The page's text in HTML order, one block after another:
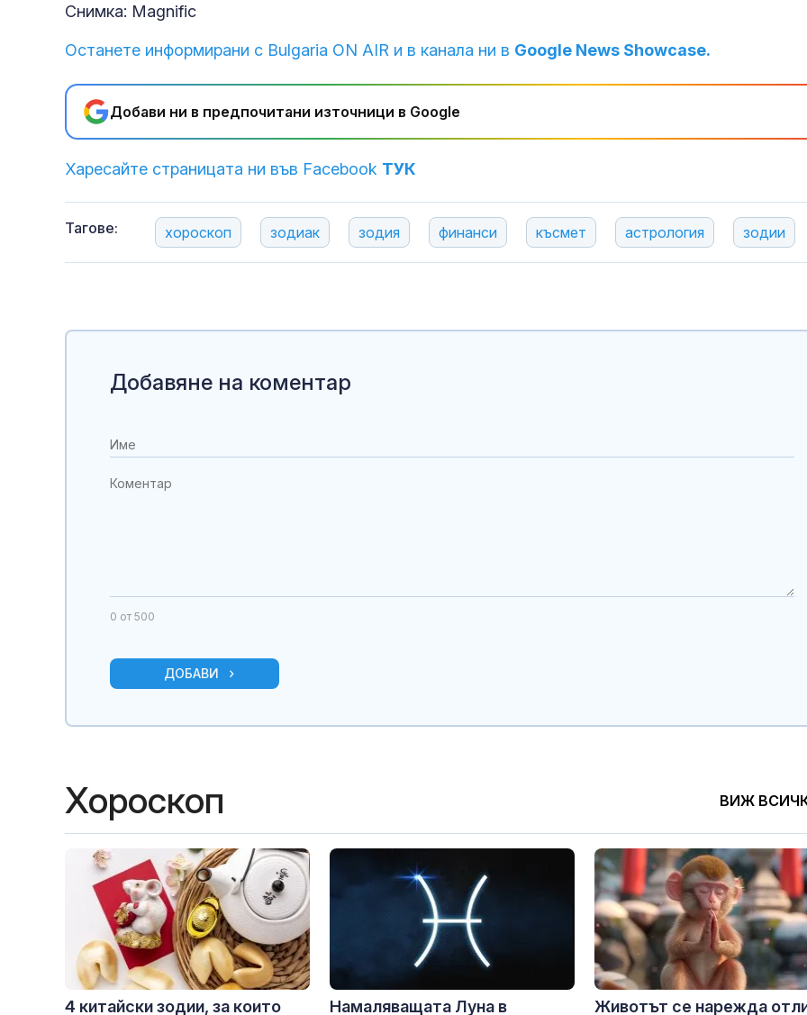
Снимка: Magnific
Останете информирани с Bulgaria ON AIR и в канала ни в Google News Showcase.
Добави ни в предпочитани източници в Google
Харесайте страницата ни във Facebook ТУК
Тагове: хороскоп зодиак зодия финанси късмет астрология зодии
Добавяне на коментар
0 от 500
ДОБАВИ
Хороскоп ВИЖ
4 китайски зодии, за които Намаляващата Луна в Животът се нарежда